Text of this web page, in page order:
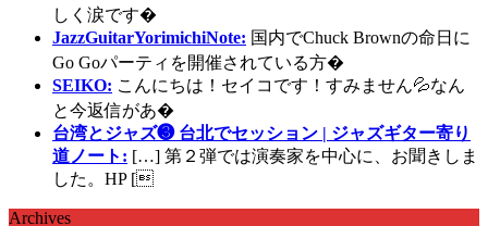
しく涙です�
JazzGuitarYorimichiNote: 国内でChuck Brownの命日に
Go Goパーティを開催されている方�
SEIKO: こんにちは！セイコです！すみません💦なん
と今返信があ�
台湾とジャズ❸ 台北でセッション | ジャズギター寄り
道ノート: […] 第２弾では演奏家を中心に、お聞きしま
した。HP [
Archives